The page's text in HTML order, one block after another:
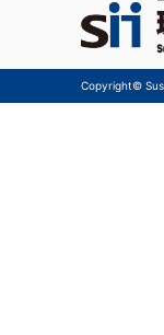
Copyright©